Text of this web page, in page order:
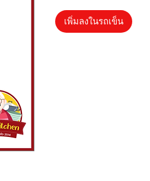
เพิ่มลงในรถเข็น